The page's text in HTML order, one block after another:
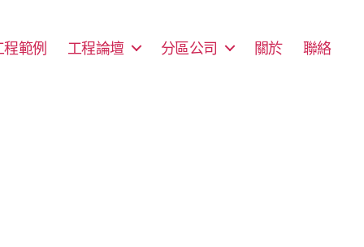
程範例 工程論壇 分區公司 關於 聯絡